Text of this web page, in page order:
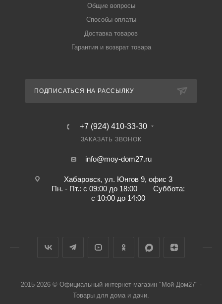
Общие вопросы
Способы оплаты
Доставка товаров
Гарантия и возврат товара
ПОДПИСАТЬСЯ НА РАССЫЛКУ
+7 (924) 410-33-30
ЗАКАЗАТЬ ЗВОНОК
info@moy-dom27.ru
Хабаровск, ул. Юнгов 9, офис 3
Пн. - Пт.: с 09:00 до 18:00 Суббота:
с 10:00 до 14:00
2015-2026 © Официальный интернет-магазин "Мой-Дом27" -
Товары для дома и дачи.